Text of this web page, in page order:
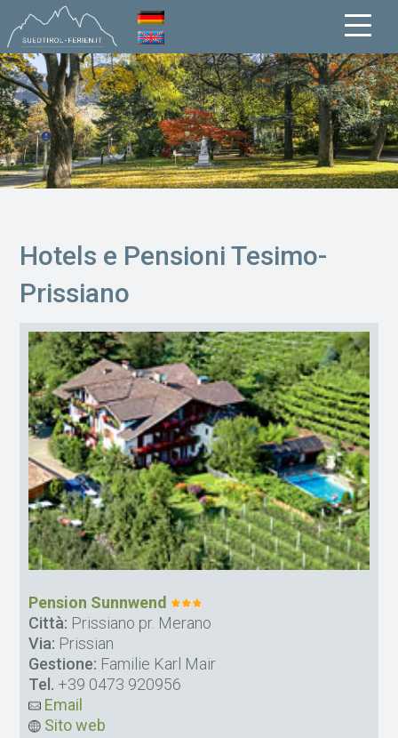
Hotels e Pensioni Tesimo-
Prissiano
Pension Sunnwend
Città: Prissiano pr. Merano
Via: Prissian
Gestione: Familie Karl Mair
Tel. +39 0473 920956
Email
Sito web